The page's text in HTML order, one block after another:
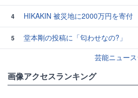
4 HIKAKIN 被災地に2000万円を寄付
5
堂本剛の投稿に「匂わせなの?」
芸能ニュー
画像アクセスランキング